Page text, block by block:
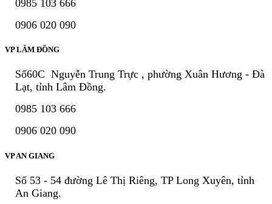
0985 103 666
0906 020 090
VP LÂM ĐỒNG
Số60C Nguyễn Trung Trực , phường Xuân Hương - Đà
Lạt, tỉnh Lâm Đồng.
0985 103 666
0906 020 090
VP AN GIANG
Số 53 - 54 đường Lê Thị Riêng, TP Long Xuyên, tỉnh
An Giang.